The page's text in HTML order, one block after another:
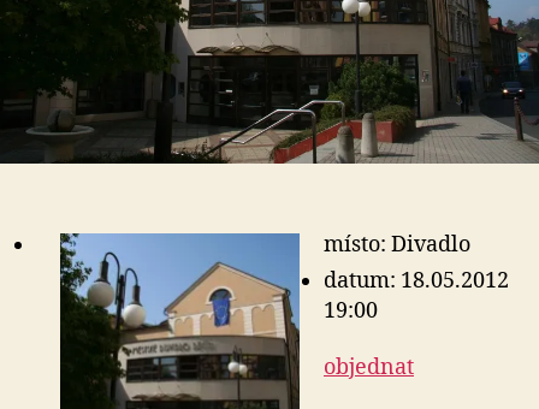
místo: Divadlo
datum: 18.05.2012
19:00
objednat